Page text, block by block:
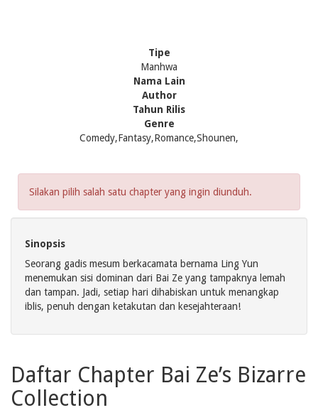
Tipe
Manhwa
Nama Lain
Author
Tahun Rilis
Genre
Comedy,Fantasy,Romance,Shounen,
Silakan pilih salah satu chapter yang ingin diunduh.
Sinopsis
Seorang gadis mesum berkacamata bernama Ling Yun
menemukan sisi dominan dari Bai Ze yang tampaknya lemah
dan tampan. Jadi, setiap hari dihabiskan untuk menangkap
iblis, penuh dengan ketakutan dan kesejahteraan!
Daftar Chapter Bai Ze’s Bizarre
Collection